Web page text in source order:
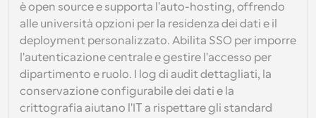
è open source e supporta l'auto-hosting, offrendo
alle università opzioni per la residenza dei dati e il
deployment personalizzato. Abilita SSO per imporre
l'autenticazione centrale e gestire l'accesso per
dipartimento e ruolo. I log di audit dettagliati, la
conservazione configurabile dei dati e la
crittografia aiutano l'IT a rispettare gli standard